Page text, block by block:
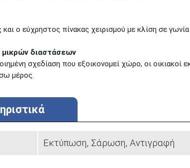
και ο εύχρηστος πίνακας χειρισμού με κλίση σε
μικρών διαστάσεων
σχεδίαση που εξοικονομεί χώρο, οι
μέρος.
Εκτύπωση, Σάρωση, Αντιγραφή